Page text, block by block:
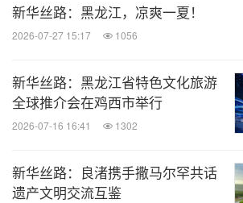
新华丝路：黑龙江，凉爽一夏！
2026-07-27 15:17 1056
新华丝路：黑龙江省特色文化旅游
全球推介会在鸡西市举行
2026-07-16 16:41 1302
新华丝路：良渚携手撒马尔罕共话
遗产文明交流互鉴